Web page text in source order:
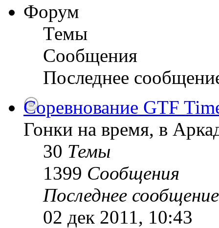
Форум
Темы
Сообщения
Последнее
Соревнование GTF
Гонки на время, в
30 Темы
1399 Сообщения
Последнее сообщение
02 дек 2011, 10:43